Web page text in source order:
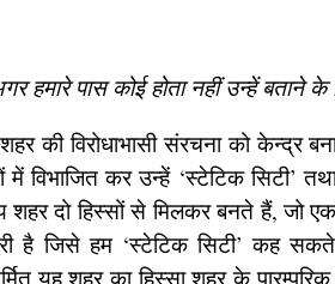
हमारे पास कोई होता नहीं उन्हें बताने के
की विरोधाभासी संरचना को केन्द्र
विभाजित कर उन्हें ‘स्टेटिक सिटी’
दो हिस्सों से मिलकर बनते हैं, जो
है जिसे हम ‘स्टेटिक सिटी’ कह सकते
यह शहर का हिस्सा शहर के पारम्परिक